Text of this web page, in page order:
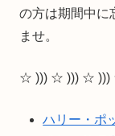
の方は期間中に
ませ。
☆ ))) ☆ ))) ☆ )))
ハリー・ポ